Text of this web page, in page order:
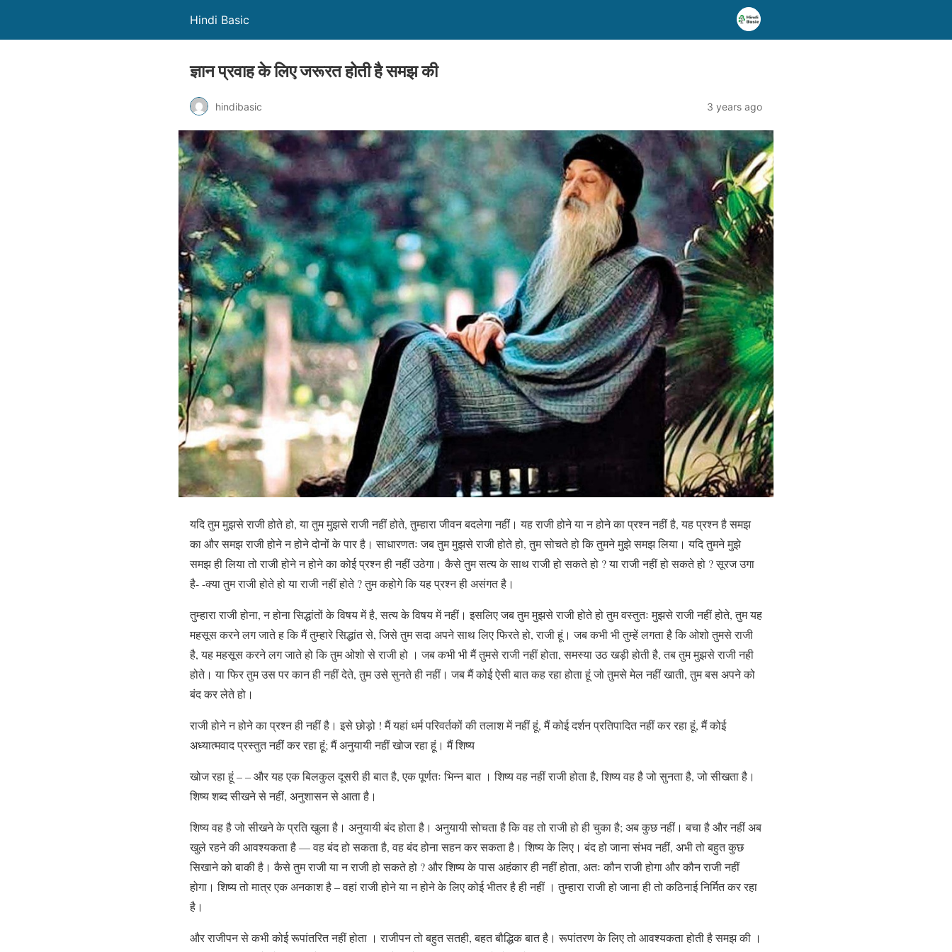
Hindi Basic
ज्ञान प्रवाह के लिए जरूरत होती है समझ की
hindibasic 3 years ago
यदि तुम मुझसे राजी होते हो, या तुम मुझसे राजी नहीं होते, तुम्हारा जीवन बदलेगा नहीं। यह राजी होने या न होने का प्रश्न नहीं है, यह प्रश्न है समझ
का और समझ राजी होने न होने दोनों के पार है। साधारणतः जब तुम मुझसे राजी होते हो, तुम सोचते हो कि तुमने मुझे समझ लिया। यदि तुमने मुझे
समझ ही लिया तो राजी होने न होने का कोई प्रश्न ही नहीं उठेगा। कैसे तुम सत्य के साथ राजी हो सकते हो ? या राजी नहीं हो सकते हो ? सूरज उगा
है- -क्या तुम राजी होते हो या राजी नहीं होते ? तुम कहोगे कि यह प्रश्न ही असंगत है।
तुम्हारा राजी होना, न होना सिद्धांतों के विषय में है, सत्य के विषय में नहीं। इसलिए जब तुम मुझसे राजी होते हो तुम वस्तुतः मुझसे राजी नहीं होते, तुम यह
महसूस करने लग जाते ह कि मैं तुम्हारे सिद्धांत से, जिसे तुम सदा अपने साथ लिए फिरते हो, राजी हूं। जब कभी भी तुम्हें लगता है कि ओशो तुमसे राजी
है, यह महसूस करने लग जाते हो कि तुम ओशो से राजी हो । जब कभी भी मैं तुमसे राजी नहीं होता, समस्या उठ खड़ी होती है, तब तुम मुझसे राजी नही
होते। या फिर तुम उस पर कान ही नहीं देते, तुम उसे सुनते ही नहीं। जब मैं कोई ऐसी बात कह रहा होता हूं जो तुमसे मेल नहीं खाती, तुम बस अपने को
बंद कर लेते हो।
राजी होने न होने का प्रश्न ही नहीं है। इसे छोड़ो ! मैं यहां धर्म परिवर्तकों की तलाश में नहीं हूं, मैं कोई दर्शन प्रतिपादित नहीं कर रहा हूं, मैं कोई
अध्यात्मवाद प्रस्तुत नहीं कर रहा हूं; मैं अनुयायी नहीं खोज रहा हूं। मैं शिष्य
खोज रहा हूं – – और यह एक बिलकुल दूसरी ही बात है, एक पूर्णतः भिन्न बात । शिष्य वह नहीं राजी होता है, शिष्य वह है जो सुनता है, जो सीखता है।
शिष्य शब्द सीखने से नहीं, अनुशासन से आता है।
शिष्य वह है जो सीखने के प्रति खुला है। अनुयायी बंद होता है। अनुयायी सोचता है कि वह तो राजी हो ही चुका है; अब कुछ नहीं। बचा है और नहीं अब
खुले रहने की आवश्यकता है — वह बंद हो सकता है, वह बंद होना सहन कर सकता है। शिष्य के लिए। बंद हो जाना संभव नहीं, अभी तो बहुत कुछ
सिखाने को बाकी है। कैसे तुम राजी या न राजी हो सकते हो ? और शिष्य के पास अहंकार ही नहीं होता, अतः कौन राजी होगा और कौन राजी नहीं
होगा। शिष्य तो मात्र एक अनकाश है – वहां राजी होने या न होने के लिए कोई भीतर है ही नहीं । तुम्हारा राजी हो जाना ही तो कठिनाई निर्मित कर रहा
है।
और राजीपन से कभी कोई रूपांतरित नहीं होता । राजीपन तो बहुत सतही, बहत बौद्धिक बात है। रूपांतरण के लिए तो आवश्यकता होती है समझ की ।